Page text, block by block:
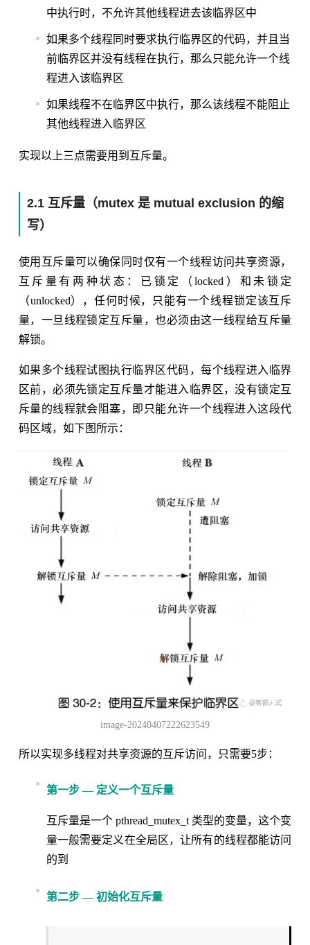
中执行时，不允许其他线程进去该临界区中
如果多个线程同时要求执行临界区的代码，并且当
前临界区并没有线程在执行，那么只能允许一个线
程进入该临界区
如果线程不在临界区中执行，那么该线程不能阻止
其他线程进入临界区
实现以上三点需要用到互斥量。
2.1 互斥量（mutex 是 mutual exclusion 的缩
写）
使用互斥量可以确保同时仅有一个线程访问共享资源，
互斥量有两种状态：已锁定（locked）和未锁定
（unlocked），任何时候，只能有一个线程锁定该互斥
量，一旦线程锁定互斥量，也必须由这一线程给互斥量
解锁。
如果多个线程试图执行临界区代码，每个线程进入临界
区前，必须先锁定互斥量才能进入临界区，没有锁定互
斥量的线程就会阻塞，即只能允许一个线程进入这段代
码区域，如下图所示：
image-20240407222623549
所以实现多线程对共享资源的互斥访问，只需要5步：
第一步 — 定义一个互斥量
互斥量是一个 pthread_mutex_t 类型的变量，这个变
量一般需要定义在全局区，让所有的线程都能访问
的到
第二步 — 初始化互斥量